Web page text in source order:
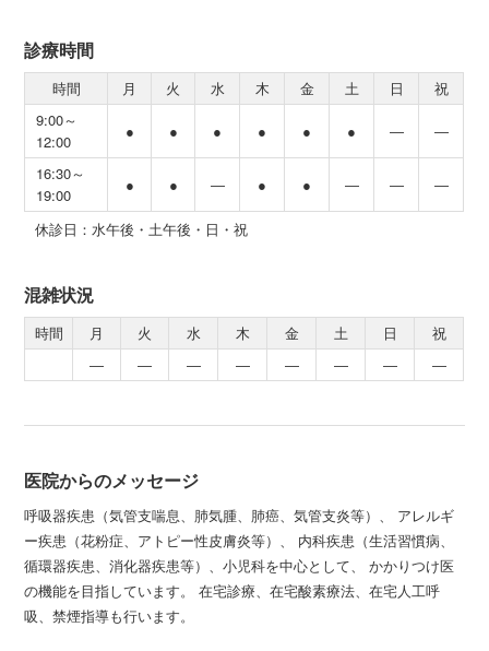
診療時間
時間 月 火 水 木 金 土 日
祝
9:00～
12:00
● ● ● ● ● ● ― ―
16:30～
19:00
● ● ― ● ● ― ― ―
休診日：水午後・土午後・日・祝
混雑状況
時間 月 火 水 木 金 土 日
祝
―
― ― ― ― ― ― ―
医院からのメッセージ
呼吸器疾患（気管支喘息、肺気腫、肺癌、気管支炎等）、 アレルギ
ー疾患（花粉症、アトピー性皮膚炎等）、 内科疾患（生活習慣病、
循環器疾患、消化器疾患等）、小児科を中心として、 かかりつけ医
の機能を目指しています。 在宅診療、在宅酸素療法、在宅人工呼
吸、禁煙指導も行います。